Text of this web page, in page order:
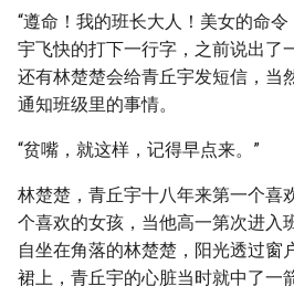
“遵命！我的班长大人！美女的命
宇飞快的打下一行字，之前说出了
还有林楚楚会给青丘宇发短信，当
通知班级里的事情。
“贫嘴，就这样，记得早点来。”
林楚楚，青丘宇十八年来第一个喜
个喜欢的女孩，当他高一第次进入
自坐在角落的林楚楚，阳光透过窗
裙上，青丘宇的心脏当时就中了一